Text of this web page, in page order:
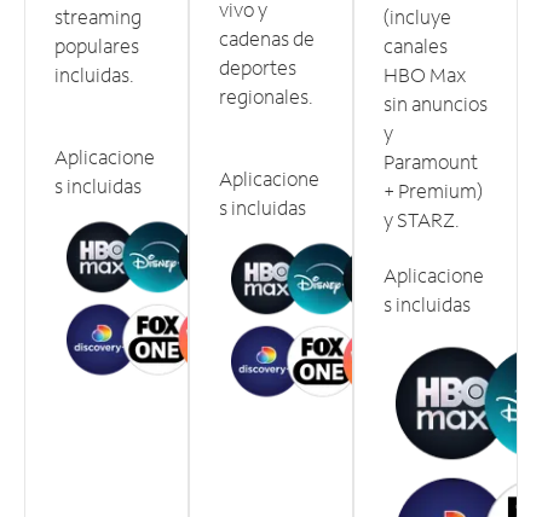
streaming
populares
incluidas.
Aplicacione
s incluidas
vivo y
cadenas de
deportes
regionales.
Aplicacione
s incluidas
(incluye
canales
HBO Max
sin anuncios
y
Paramount
+ Premium)
y STARZ.
Aplicacione
s incluidas